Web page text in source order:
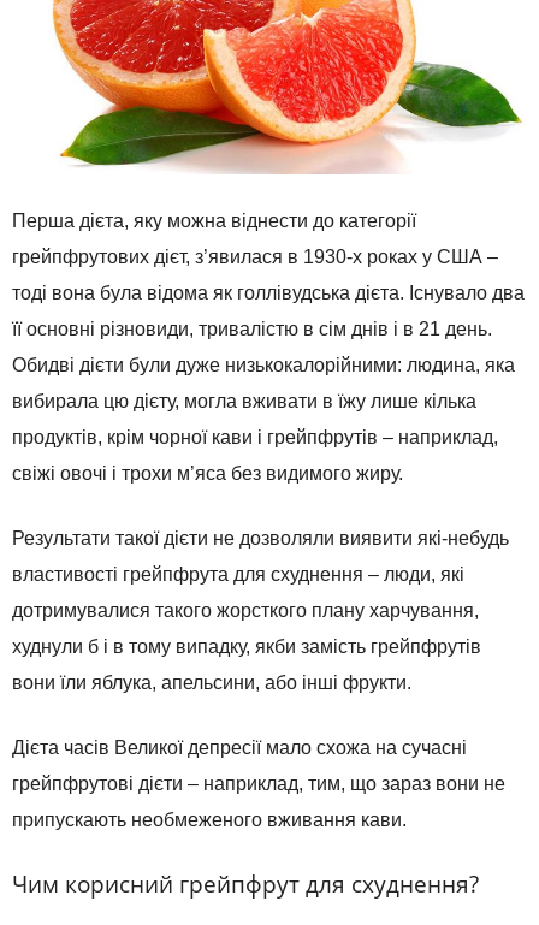
Перша дієта, яку можна віднести до категорії
грейпфрутових дієт, з’явилася в 1930-х роках у США –
тоді вона була відома як голлівудська дієта. Існувало два
її основні різновиди, тривалістю в сім днів і в 21 день.
Обидві дієти були дуже низькокалорійними: людина, яка
вибирала цю дієту, могла вживати в їжу лише кілька
продуктів, крім чорної кави і грейпфрутів – наприклад,
свіжі овочі і трохи м’яса без видимого жиру.
Результати такої дієти не дозволяли виявити які-небудь
властивості грейпфрута для схуднення – люди, які
дотримувалися такого жорсткого плану харчування,
худнули б і в тому випадку, якби замість грейпфрутів
вони їли яблука, апельсини, або інші фрукти.
Дієта часів Великої депресії мало схожа на сучасні
грейпфрутові дієти – наприклад, тим, що зараз вони не
припускають необмеженого вживання кави.
Чим корисний грейпфрут для схуднення?